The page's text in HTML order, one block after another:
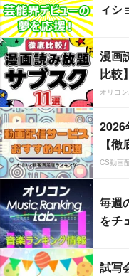
ィシ
漫画
比較】
オリコ
2026
【徹
CS動画
毎週
をチ
試写